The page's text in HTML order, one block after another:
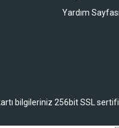
Yardım Sayfası
bilgileriniz 256bit SSL